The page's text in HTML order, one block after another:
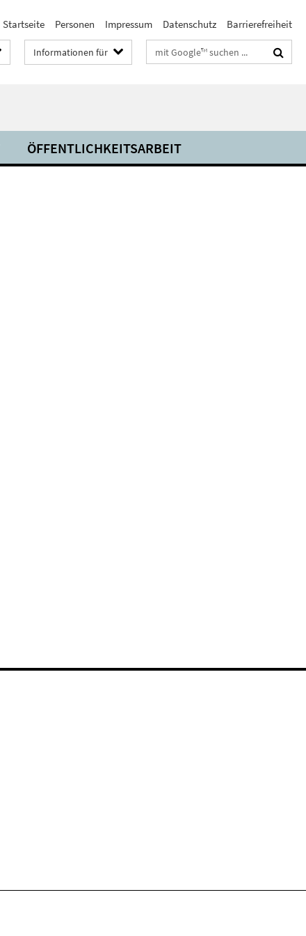
Startseite Personen Impressum Datenschutz Barrierefreiheit
Informationen für Suchbegriffe
ÖFFENTLICHKEITSARBEIT